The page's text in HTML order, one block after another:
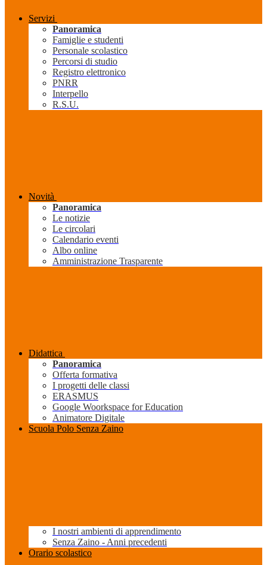
Servizi
Panoramica
Famiglie e studenti
Personale scolastico
Percorsi di studio
Registro elettronico
PNRR
Interpello
R.S.U.
Novità
Panoramica
Le notizie
Le circolari
Calendario eventi
Albo online
Amministrazione Trasparente
Didattica
Panoramica
Offerta formativa
I progetti delle classi
ERASMUS
Google Woorkspace for Education
Animatore Digitale
Scuola Polo Senza Zaino
I nostri ambienti di apprendimento
Senza Zaino - Anni precedenti
Orario scolastico